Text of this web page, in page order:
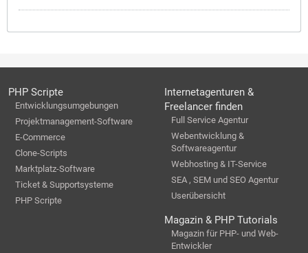
PHP Scripte
Entwicklungsumgebungen
Projektmanagement-Software
E-Commerce
Clone-Scripts
Marktplatz-Software
Ticket & Supportsysteme
PHP Scripte
Internetagenturen &
Freelancer finden
Full Service Agentur
Webentwicklung &
Softwareagentur
Webhosting & IT-Service
SEA , SEM und SEO Agentur
Userübersicht
Magazin & PHP Tutorials
Magazin für PHP- und Web-
Entwickler